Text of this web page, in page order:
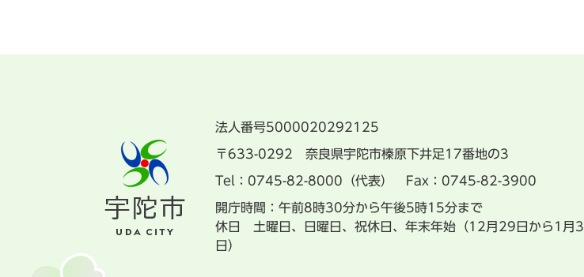
法人番号5000020292125
〒633-0292 奈良県宇陀市榛原下井足17番地の3
Tel：0745-82-8000（代表） Fax：0745-82-3900
開庁時間：午前8時30分から午後5時15分まで
休日 土曜日、日曜日、祝休日、年末年始（12月29日から1月3
日）